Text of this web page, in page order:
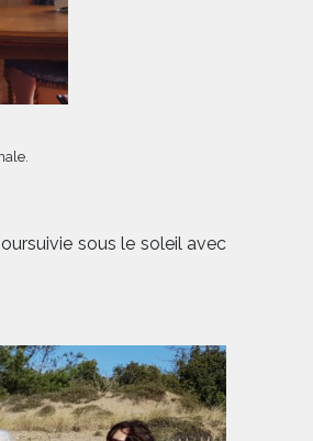
sous le soleil avec